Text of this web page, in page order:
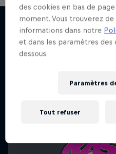
J'EN VEUX
Skate
Découvre le monde du
des cookies en bas de
moment. Vous trouverez
informations dans notre
et dans les paramètres
dessous.
Paramètres
Tout refuser